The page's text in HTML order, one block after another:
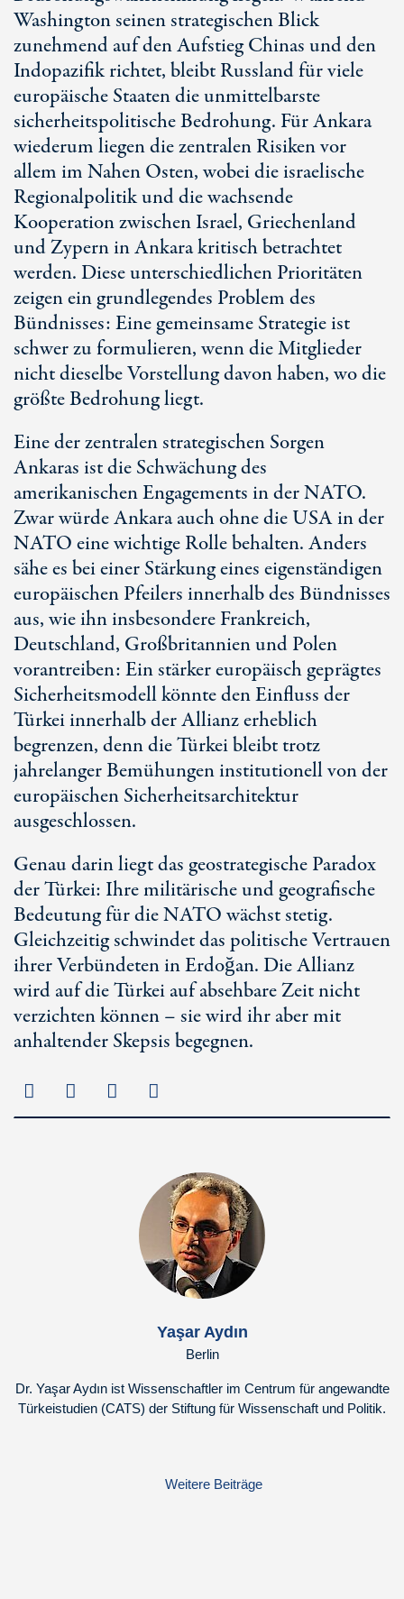
Washington seinen strategischen Blick
zunehmend auf den Aufstieg Chinas und den
Indopazifik richtet, bleibt Russland für viele
europäische Staaten die unmittelbarste
sicherheitspolitische Bedrohung. Für Ankara
wiederum liegen die zentralen Risiken vor
allem im Nahen Osten, wobei die israelische
Regionalpolitik und die wachsende
Kooperation zwischen Israel, Griechenland
und Zypern in Ankara kritisch betrachtet
werden. Diese unterschiedlichen Prioritäten
zeigen ein grundlegendes Problem des
Bündnisses: Eine gemeinsame Strategie ist
schwer zu formulieren, wenn die Mitglieder
nicht dieselbe Vorstellung davon haben, wo die
größte Bedrohung liegt.
Eine der zentralen strategischen Sorgen
Ankaras ist die Schwächung des
amerikanischen Engagements in der NATO.
Zwar würde Ankara auch ohne die USA in der
NATO eine wichtige Rolle behalten. Anders
sähe es bei einer Stärkung eines eigenständigen
europäischen Pfeilers innerhalb des Bündnisses
aus, wie ihn insbesondere Frankreich,
Deutschland, Großbritannien und Polen
vorantreiben: Ein stärker europäisch geprägtes
Sicherheitsmodell könnte den Einfluss der
Türkei innerhalb der Allianz erheblich
begrenzen, denn die Türkei bleibt trotz
jahrelanger Bemühungen institutionell von der
europäischen Sicherheitsarchitektur
ausgeschlossen.
Genau darin liegt das geostrategische Paradox
der Türkei: Ihre militärische und geografische
Bedeutung für die NATO wächst stetig.
Gleichzeitig schwindet das politische Vertrauen
ihrer Verbündeten in Erdoğan. Die Allianz
wird auf die Türkei auf absehbare Zeit nicht
verzichten können – sie wird ihr aber mit
anhaltender Skepsis begegnen.
Yaşar Aydın
Berlin
Dr. Yaşar Aydın ist Wissenschaftler im Centrum für angewandte
Türkeistudien (CATS) der Stiftung für Wissenschaft und Politik.
Weitere Beiträge